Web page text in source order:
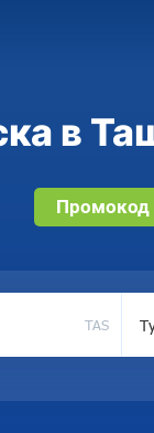
в
Промокод
TAS